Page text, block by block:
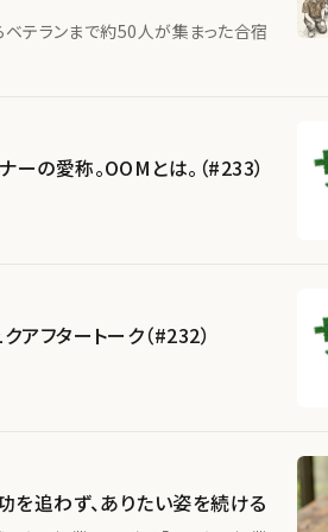
テランまで約50人が集まった合宿
の愛称。OOMとは。（#233）
アフタートーク（#232）
を追わず、ありたい姿を続ける